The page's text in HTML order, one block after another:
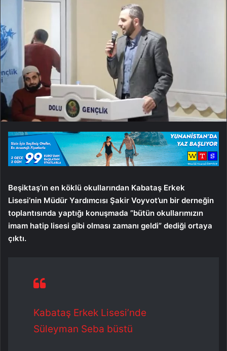
Beşiktaş’ın en köklü okullarından Kabataş Erkek
Lisesi’nin Müdür Yardımcısı Şakir Voyvot’un bir derneğin
toplantısında yaptığı konuşmada ”bütün okullarımızın
imam hatip lisesi gibi olması zamanı geldi” dediği ortaya
çıktı.
Kabataş Erkek Lisesi’nde
Süleyman Seba büstü